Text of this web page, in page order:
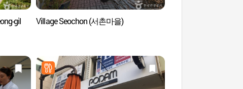
gil
Village Seochon (서촌마을)